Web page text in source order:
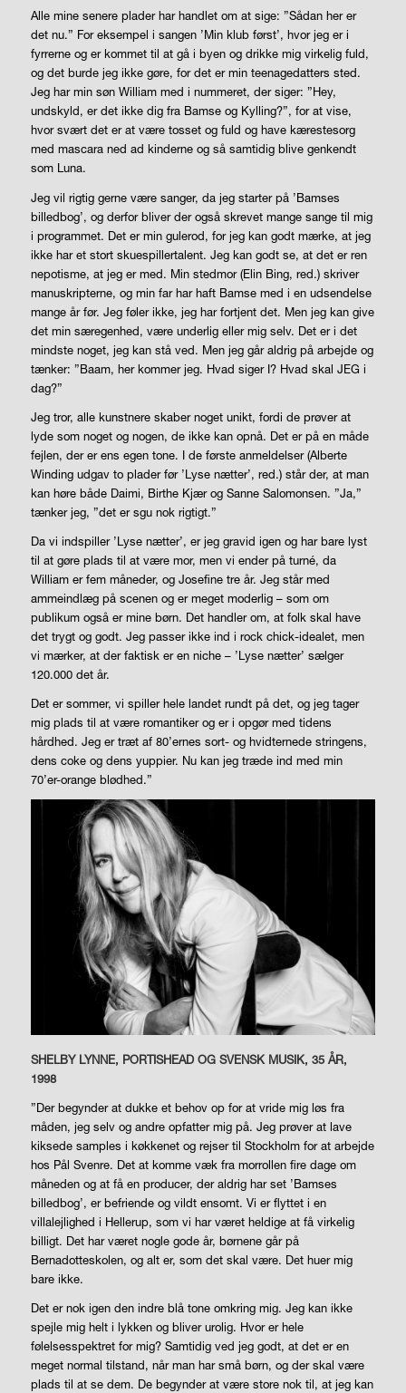
Alle mine senere plader har handlet om at sige: ”Sådan her er
det nu.” For eksempel i sangen ’Min klub først’, hvor jeg er i
fyrrerne og er kommet til at gå i byen og drikke mig virkelig fuld,
og det burde jeg ikke gøre, for det er min teenagedatters sted.
Jeg har min søn William med i nummeret, der siger: ”Hey,
undskyld, er det ikke dig fra Bamse og Kylling?”, for at vise,
hvor svært det er at være tosset og fuld og have kærestesorg
med mascara ned ad kinderne og så samtidig blive genkendt
som Luna.
Jeg vil rigtig gerne være sanger, da jeg starter på ’Bamses
billedbog’, og derfor bliver der også skrevet mange sange til mig
i programmet. Det er min gulerod, for jeg kan godt mærke, at jeg
ikke har et stort skuespillertalent. Jeg kan godt se, at det er ren
nepotisme, at jeg er med. Min stedmor (Elin Bing, red.) skriver
manuskripterne, og min far har haft Bamse med i en udsendelse
mange år før. Jeg føler ikke, jeg har fortjent det. Men jeg kan give
det min særegenhed, være underlig eller mig selv. Det er i det
mindste noget, jeg kan stå ved. Men jeg går aldrig på arbejde og
tænker: ”Baam, her kommer jeg. Hvad siger I? Hvad skal JEG i
dag?”
Jeg tror, alle kunstnere skaber noget unikt, fordi de prøver at
lyde som noget og nogen, de ikke kan opnå. Det er på en måde
fejlen, der er ens egen tone. I de første anmeldelser (Alberte
Winding udgav to plader før ’Lyse nætter’, red.) står der, at man
kan høre både Daimi, Birthe Kjær og Sanne Salomonsen. ”Ja,”
tænker jeg, ”det er sgu nok rigtigt.”
Da vi indspiller ’Lyse nætter’, er jeg gravid igen og har bare lyst
til at gøre plads til at være mor, men vi ender på turné, da
William er fem måneder, og Josefine tre år. Jeg står med
ammeindlæg på scenen og er meget moderlig – som om
publikum også er mine børn. Det handler om, at folk skal have
det trygt og godt. Jeg passer ikke ind i rock chick-idealet, men
vi mærker, at der faktisk er en niche – ’Lyse nætter’ sælger
120.000 det år.
Det er sommer, vi spiller hele landet rundt på det, og jeg tager
mig plads til at være romantiker og er i opgør med tidens
hårdhed. Jeg er træt af 80’ernes sort- og hvidternede stringens,
dens coke og dens yuppier. Nu kan jeg træde ind med min
70’er-orange blødhed.”
SHELBY LYNNE, PORTISHEAD OG SVENSK MUSIK, 35 ÅR,
1998
”Der begynder at dukke et behov op for at vride mig løs fra
måden, jeg selv og andre opfatter mig på. Jeg prøver at lave
kiksede samples i køkkenet og rejser til Stockholm for at arbejde
hos Pål Svenre. Det at komme væk fra morrollen fire dage om
måneden og at få en producer, der aldrig har set ’Bamses
billedbog’, er befriende og vildt ensomt. Vi er flyttet i en
villalejlighed i Hellerup, som vi har været heldige at få virkelig
billigt. Det har været nogle gode år, børnene går på
Bernadotteskolen, og alt er, som det skal være. Det huer mig
bare ikke.
Det er nok igen den indre blå tone omkring mig. Jeg kan ikke
spejle mig helt i lykken og bliver urolig. Hvor er hele
følelsesspektret for mig? Samtidig ved jeg godt, at det er en
meget normal tilstand, når man har små børn, og der skal være
plads til at se dem. De begynder at være store nok til, at jeg kan